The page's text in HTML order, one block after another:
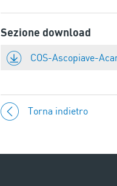
Sezione download
COS-Ascopiave-
Torna indietro